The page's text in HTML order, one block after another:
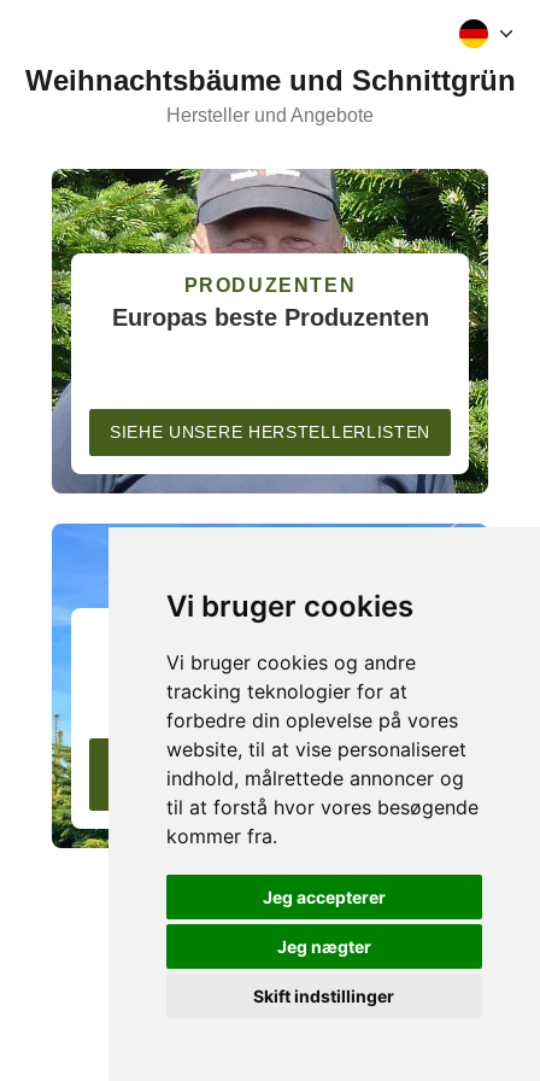
Vi bruger cookies
Vi bruger cookies og andre
tracking teknologier for at
forbedre din oplevelse på vores
website, til at vise personaliseret
indhold, målrettede annoncer og
til at forstå hvor vores besøgende
kommer fra.
Jeg accepterer
Jeg nægter
Skift indstillinger
Weihnachtsbäume und Schnittgrün
Hersteller und Angebote
PRODUZENTEN
Europas beste Produzenten
SIEHE UNSERE HERSTELLERLISTEN
Die besten Angebote gleich
hier
SCHAUEN SIE SICH UNSEREN
MARKTPLATZ AN
Besuchen Sie unsere Hauptseite